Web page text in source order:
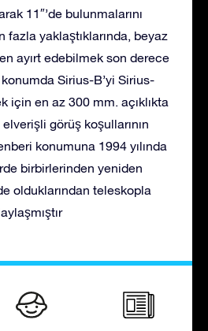
11″’de bulunmalarını
fazla yaklaştıklarında, beyaz
ayırt edebilmek son derece
konumda Sirius-B’yi Sirius-
için en az 300 mm. açıklıkta
görüş koşullarının
konumuna 1994 yılında
birbirlerinden yeniden
olduklarından teleskopla